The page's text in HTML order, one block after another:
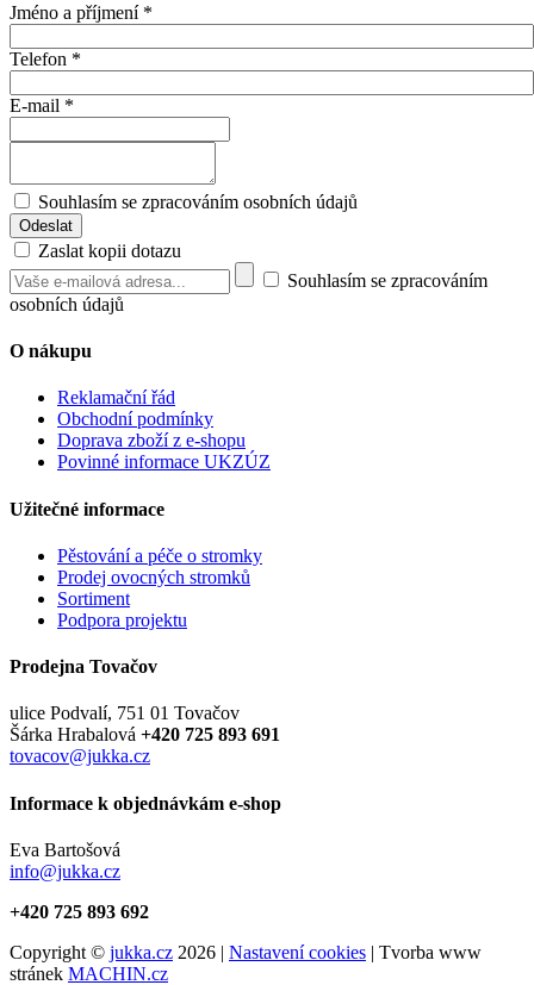
Jméno a příjmení *
Telefon *
E-mail *
Souhlasím se zpracováním osobních údajů
Zaslat kopii dotazu
Souhlasím se zpracováním
osobních údajů
O nákupu
Reklamační řád
Obchodní podmínky
Doprava zboží z e-shopu
Povinné informace UKZÚZ
Užitečné informace
Pěstování a péče o stromky
Prodej ovocných stromků
Sortiment
Podpora projektu
Prodejna Tovačov
ulice Podvalí, 751 01 Tovačov
Šárka Hrabalová +420 725 893 691
tovacov@jukka.cz
Informace k objednávkám e-shop
Eva Bartošová
info@jukka.cz
+420 725 893 692
Copyright © jukka.cz 2026 | Nastavení cookies | Tvorba www
stránek MACHIN.cz